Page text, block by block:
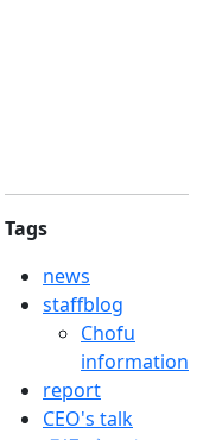
Tags
news
staffblog
Chofu
information
report
CEO's talk